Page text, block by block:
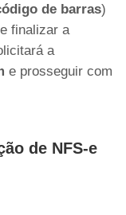
de barras)
finalizar a
a
e prosseguir com
de NFS-e